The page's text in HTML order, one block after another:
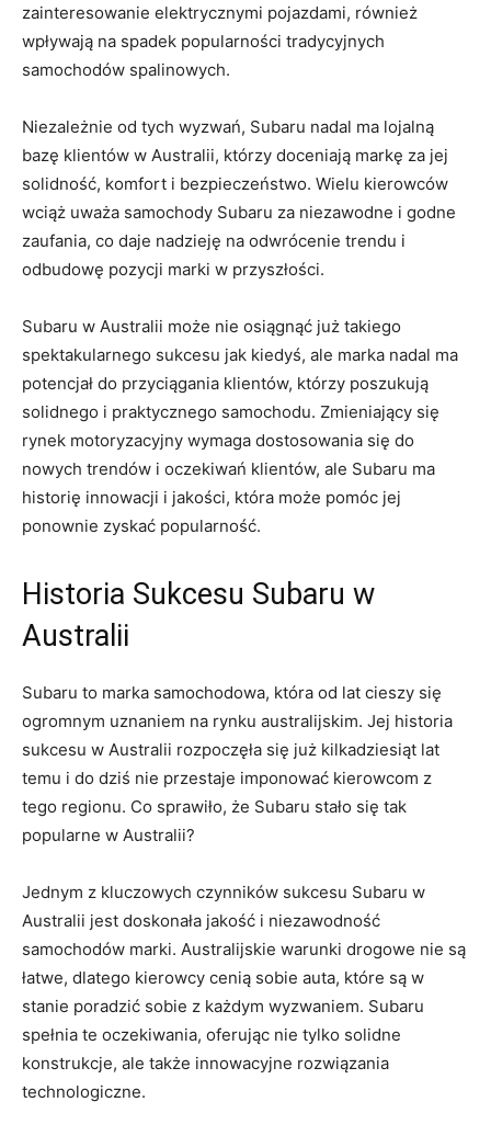
zainteresowanie elektrycznymi pojazdami, również
wpływają na spadek popularności tradycyjnych
samochodów spalinowych.
Niezależnie ‌od tych wyzwań, Subaru ‍nadal ma lojalną
bazę klientów w Australii, którzy ‍doceniają markę​ za jej
solidność, komfort i bezpieczeństwo. Wielu kierowców
wciąż uważa samochody Subaru ‌za⁤ niezawodne i‌ godne
zaufania,⁤ co daje nadzieję⁣ na odwrócenie trendu i
odbudowę pozycji marki ⁤w przyszłości.
Subaru w​ Australii może ‌nie osiągnąć‍ już ⁤takiego
spektakularnego ⁢sukcesu ‌jak‍ kiedyś, ale marka nadal ma
potencjał do przyciągania ⁢klientów, ‍którzy poszukują
solidnego i ‌praktycznego samochodu. Zmieniający się‍
rynek motoryzacyjny wymaga dostosowania‍ się do
nowych trendów⁢ i oczekiwań klientów, ale Subaru ma‌
historię innowacji i ​jakości,⁢ która może pomóc jej
ponownie zyskać popularność.
Historia Sukcesu Subaru w
Australii
Subaru​ to marka samochodowa, która od lat cieszy się
ogromnym uznaniem na rynku ⁢australijskim. Jej historia
sukcesu w Australii rozpoczęła się już kilkadziesiąt lat
temu i do dziś nie⁣ przestaje imponować kierowcom z
tego regionu. Co sprawiło,‍ że Subaru stało się tak
popularne w Australii?
Jednym z kluczowych czynników sukcesu Subaru ‍w
‌Australii jest⁤ doskonała⁣ jakość i niezawodność⁢
samochodów marki. Australijskie warunki drogowe nie są
łatwe, dlatego kierowcy cenią sobie auta, które⁤ są w
stanie poradzić sobie z każdym wyzwaniem. Subaru
‌spełnia te⁤ oczekiwania, oferując ⁢nie tylko solidne
konstrukcje, ale także ⁢innowacyjne rozwiązania
technologiczne.